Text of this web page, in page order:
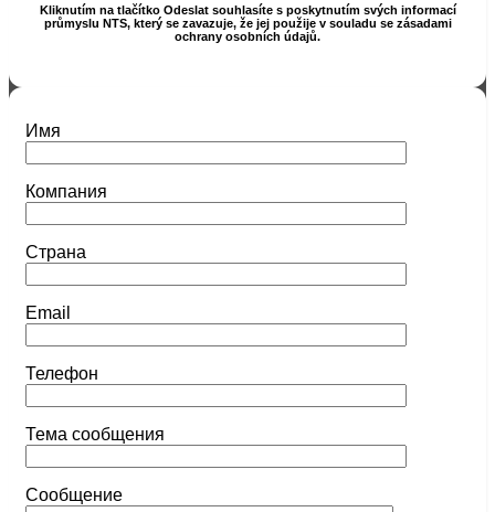
Kliknutím na tlačítko Odeslat souhlasíte s poskytnutím svých informací
průmyslu NTS, který se zavazuje, že jej použije v souladu se zásadami
ochrany osobních údajů.
Имя
Компания
Страна
Email
Телефон
Тема сообщения
Сообщение